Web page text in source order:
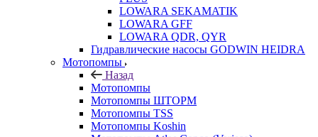
LOWARA SEKAMATIK
LOWARA GFF
LOWARA QDR, QYR
Гидравлические насосы GODWIN HEIDRA
Мотопомпы
Назад
Мотопомпы
Мотопомпы ШТОРМ
Мотопомпы TSS
Мотопомпы Koshin